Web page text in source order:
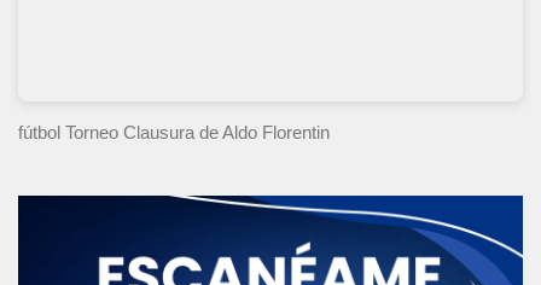
fútbol Torneo Clausura de Aldo Florentin